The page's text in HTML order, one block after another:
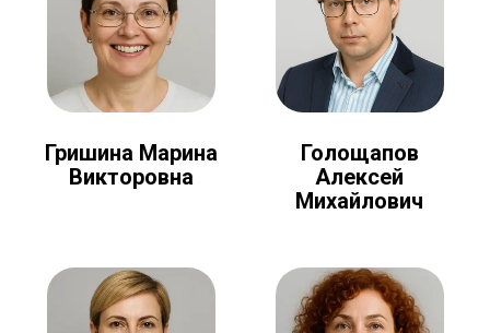
Гришина Марина
Викторовна
Голощапов
Алексей
Михайлович